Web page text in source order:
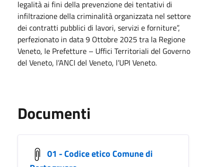
legalità ai fini della prevenzione dei tentativi di
infiltrazione della criminalità organizzata nel settore
dei contratti pubblici di lavori, servizi e forniture”,
perfezionato in data 9 Ottobre 2025 tra la Regione
Veneto, le Prefetture – Uffici Territoriali del Governo
del Veneto, l’ANCI del Veneto, l’UPI Veneto.
Documenti
01 - Codice etico Comune di